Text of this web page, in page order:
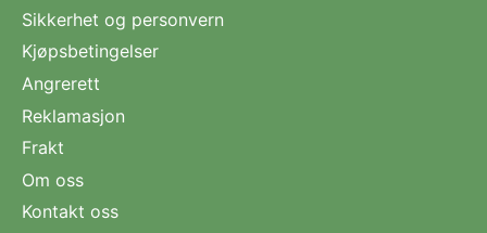
Sikkerhet og personvern
Kjøpsbetingelser
Angrerett
Reklamasjon
Frakt
Om oss
Kontakt oss